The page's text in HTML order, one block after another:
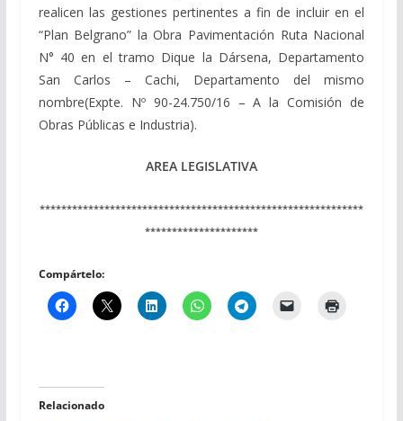
realicen las gestiones pertinentes a fin de incluir en el
“Plan Belgrano” la Obra Pavimentación Ruta Nacional
N° 40 en el tramo Dique la Dársena, Departamento
San Carlos – Cachi, Departamento del mismo
nombre(Expte. Nº 90-24.750/16 – A la Comisión de
Obras Públicas e Industria).
AREA LEGISLATIVA
************************************************************
*********************
Compártelo:
Relacionado